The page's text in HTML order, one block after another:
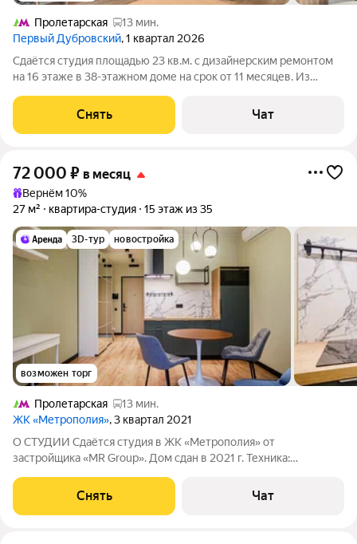
Пролетарская
13 мин.
Первый Дубровский, 1 квартал 2026
Сдаётся студия площадью 23 кв.м. с дизайнерским ремонтом
на 16 этаже в 38-этажном доме на срок от 11 месяцев. Из
Кондиционер Микроволновка Дом - монолитный, окна
выходят во двор. В подъезде 4
Снять Чат
72 000 ₽ в месяц
Вернём 10%
27 м²
квартира-студия 15 этаж из 35
3D-тур новостройка
возможен торг
Пролетарская
13 мин.
ЖК «Метрополия», 3 квартал 2021
О СТУДИИ Сдаётся студия в ЖК «Метрополия» от
застройщика «MR Group». Дом сдан в 2021 г. Техника:
посудомоечная машины, холодильник Мебель: кухонный
гарнитур, подвесные полки, 2 стола, стулья,
Снять Чат